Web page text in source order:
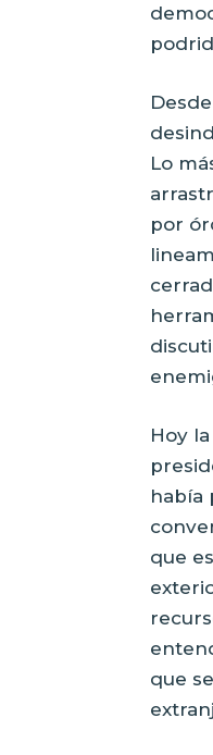
Lo
por
Hoy
había
que
que